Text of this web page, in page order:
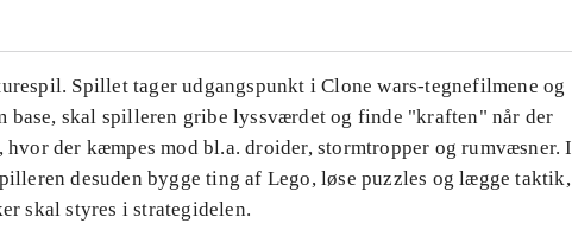
Spillet tager udgangspunkt i Clone wars-tegnefilmene og
base, skal spilleren gribe lyssværdet og finde "kraften" når der
hvor der kæmpes mod bl.a. droider, stormtropper og rumvæsner. I
desuden bygge ting af Lego, løse puzzles og lægge taktik,
skal styres i strategidelen.